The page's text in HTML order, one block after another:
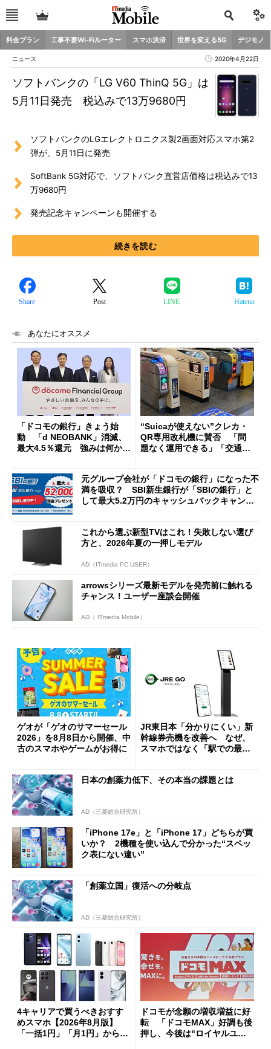
料金プラン 工事不要Wi-Fiルーター スマホ決済 世界を変える5G デジモノ
ニュース 2020年4月22日
ソフトバンクの「LG V60 ThinQ 5G」は
5月11日発売 税込みで13万9680円
ソフトバンクのLGエレクトロニクス製2画面対応スマホ第2
弾が、5月11日に発売
SoftBank 5G対応で、ソフトバンク直営店価格は税込みで13
万9680円
発売記念キャンペーンも開催する
続きを読む
Share Post LINE Hatena
あなたにオススメ
「ドコモの銀行」きょう始
動 「d NEOBANK」消滅、
最大4.5％還元 強みは何か解
“Suicaが使えない”クレカ・
QR専用改札機に賛否 「問
題なく運用できる」「交通系I
元グループ会社が「ドコモの銀行」になった不
満を吸収？ SBI新生銀行が「SBIの銀行」と
して最大5.2万円のキャッシュバックキャンペ
これから選ぶ新型TVはこれ！失敗しない選び
方と、2026年夏の一押しモデル
AD（ITmedia PC USER）
arrowsシリーズ最新モデルを発売前に触れる
チャンス！ユーザー座談会開催
AD（ ITmedia Mobile）
ゲオが「ゲオのサマーセール
2026」を8月8日から開催、中
古のスマホやゲームがお得に
JR東日本「分かりにくい」新
幹線券売機を改善へ なぜ、
スマホではなく「駅での最短
日本の創薬力低下、その本当の課題とは
AD（三菱総合研究所）
「iPhone 17e」と「iPhone 17」どちらが買
いか？ 2機種を使い込んで分かった“スペッ
ク表にない違い”
「創薬立国」復活への分岐点
AD（三菱総合研究所）
4キャリアで買うべきおすす
めスマホ【2026年8月版】
「一括1円」「月1円」からお
ドコモが念願の増収増益に好
転 「ドコモMAX」好調も後
押し、今後は“ロイヤルユー